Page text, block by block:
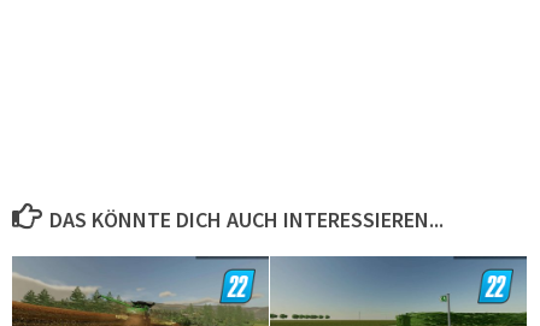
DAS KÖNNTE DICH AUCH INTERESSIEREN...